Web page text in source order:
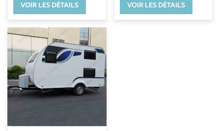
VOIR LES DÉTAILS VOIR LES DÉTAILS